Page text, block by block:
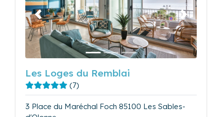
Précédent Suivant
Les Loges du Remblai
(7)
3 Place du Maréchal Foch 85100 Les Sables-